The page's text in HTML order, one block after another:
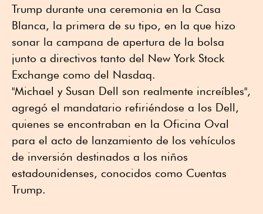
Trump durante una ceremonia en la Casa
Blanca, la primera de su tipo, en la que hizo
sonar la campana de apertura de la bolsa
junto a directivos tanto del New York Stock
Exchange como del Nasdaq.
"Michael y Susan Dell son realmente increíbles",
agregó el mandatario refiriéndose a los Dell,
quienes se encontraban en la Oficina Oval
para el acto de lanzamiento de los vehículos
de inversión destinados a los niños
estadounidenses, conocidos como Cuentas
Trump.